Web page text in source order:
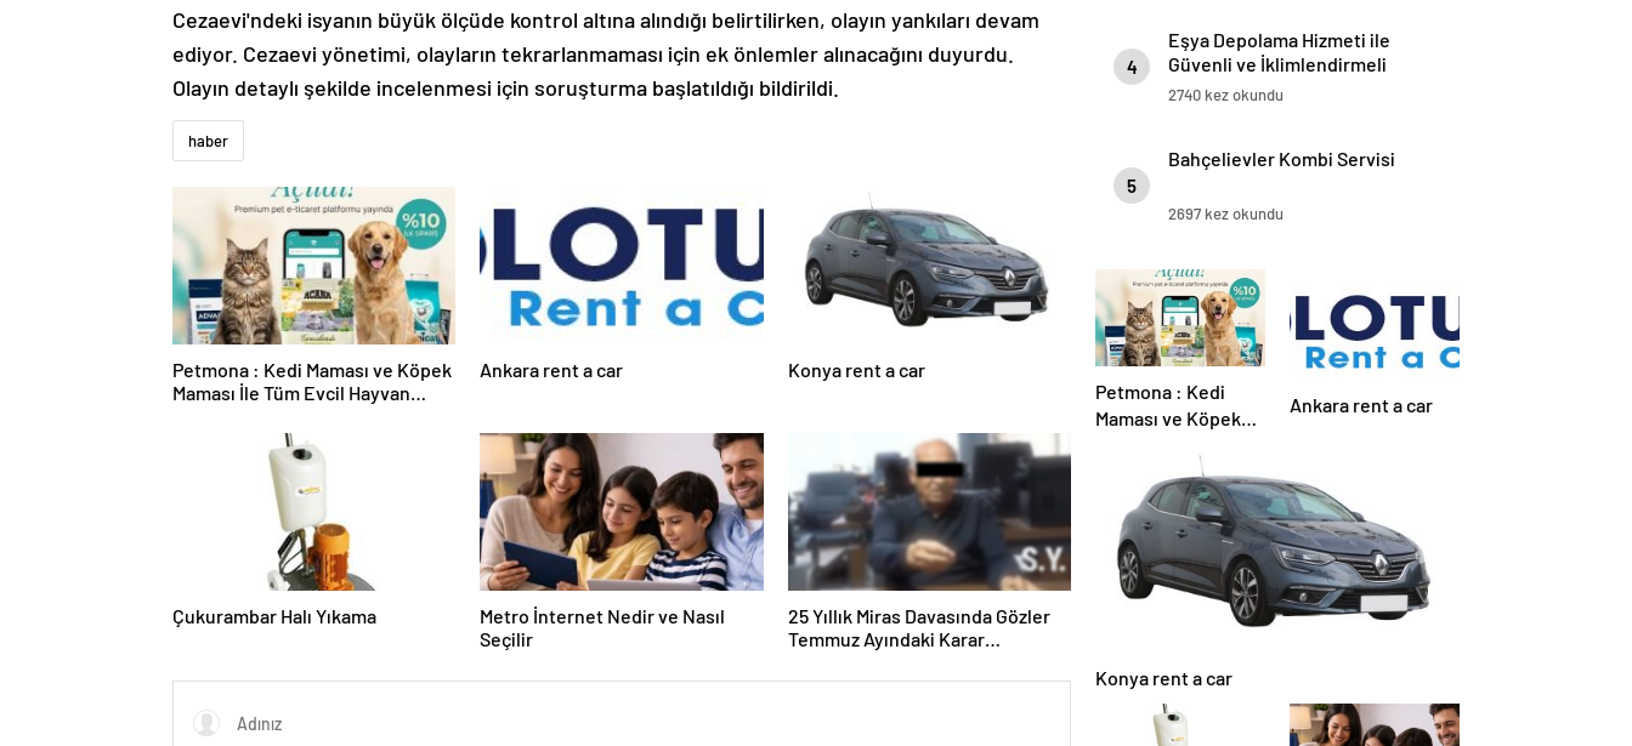
Cezaevi'ndeki isyanın büyük ölçüde kontrol altına alındığı belirtilirken, olayın yankıları devam
ediyor. Cezaevi yönetimi, olayların tekrarlanmaması için ek önlemler alınacağını duyurdu.
Olayın detaylı şekilde incelenmesi için soruşturma başlatıldığı bildirildi.
haber
Petmona : Kedi Maması ve Köpek
Maması İle Tüm Evcil Hayvan
Ankara rent a car Konya rent a car
Çukurambar Halı Yıkama
Metro İnternet Nedir ve Nasıl
Seçilir
25 Yıllık Miras Davasında Gözler
Temmuz Ayındaki Karar
4
Eşya Depolama Hizmeti ile
Güvenli ve İklimlendirmeli
Saklama Rehberi
2740 kez okundu
5
Bahçelievler Kombi Servisi
2697 kez okundu
Petmona : Kedi
Maması ve Köpek
Evcil Hayvan
Ürünleri
Ankara rent a car
Konya rent a car